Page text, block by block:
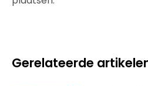
Gerelateerde